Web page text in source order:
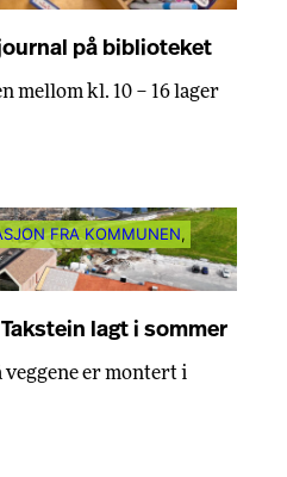
på biblioteket
mellom kl. 10 – 16 lager
FRA KOMMUNEN
lagt i sommer
er montert i